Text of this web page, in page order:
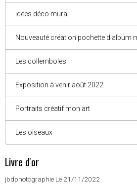
Idées déco mural
Nouveauté création pochette d album
Les collemboles
Exposition à venir août 2022
Portraits créatif mon art
Les oiseaux
Livre d'or
jbdphotographie Le 21/11/2022